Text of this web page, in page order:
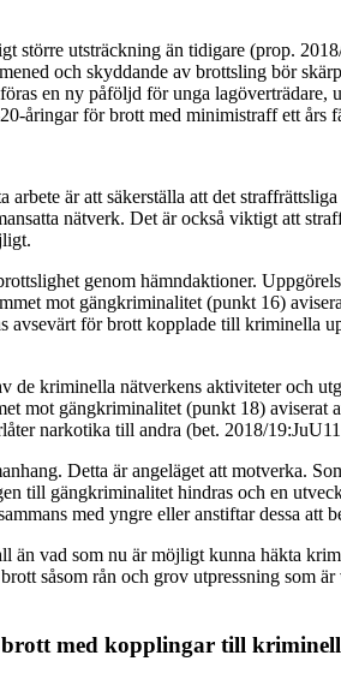
större utsträckning än tidigare (prop.
och skyddande av brottsling bör
en ny påföljd för unga lagöverträdare,
åringar för brott med minimistraff ett års
är att säkerställa att det
nätverk. Det är också viktigt att
genom hämndaktioner.
mot gängkriminalitet (punkt 16)
avsevärt för brott kopplade till kriminella
de kriminella nätverkens aktiviteter och
mot gängkriminalitet (punkt 18) aviserat
narkotika till andra (bet. 2018/
Detta är angeläget att motverka.
till gängkriminalitet hindras och en
med yngre eller anstiftar dessa att
än vad som nu är möjligt kunna häkta
såsom rån och grov utpressning som
med kopplingar till